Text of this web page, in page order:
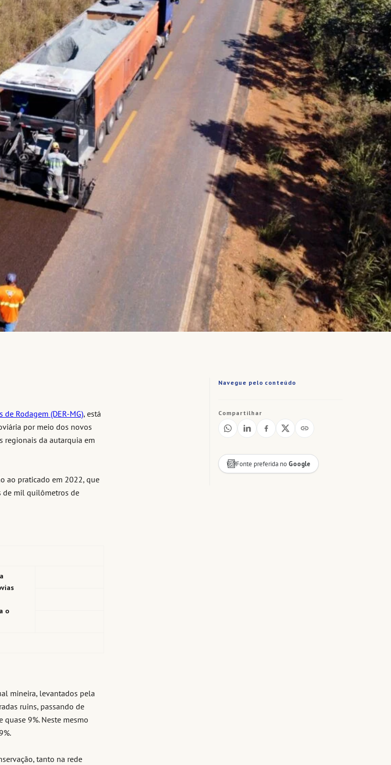
Navegue pelo conteúdo
Compartilhar
Fonte preferida no Google
de Rodagem (DER-MG), está
por meio dos novos
regionais da autarquia em
ao praticado em 2022, que
de mil quilômetros de
o
mineira, levantados pela
ruins, passando de
9%. Neste mesmo
tanto na rede